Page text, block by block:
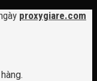
proxygiare.com